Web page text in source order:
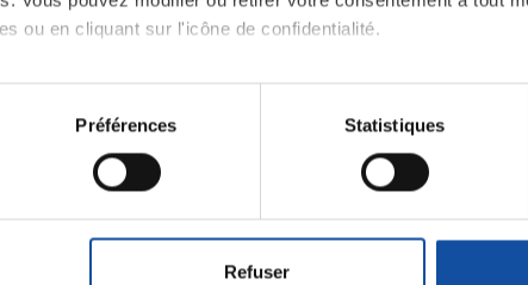
ou en cliquant sur l'icône de confidentialité.
également :
sur votre localisation géographique qui peuvent être
de vos données personnelles et définir vos
ou retirer votre consentement à tout moment à partir de la
Préférences Statistiques
Refuser
La Ligue contre